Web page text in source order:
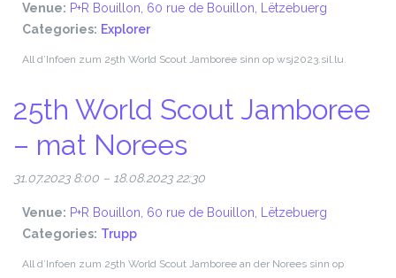
Venue: P+R Bouillon, 60 rue de Bouillon, Lëtzebuerg
Categories: Explorer
All d’Infoen zum 25th World Scout Jamboree sinn op wsj2023.sil.lu.
25th World Scout Jamboree
– mat Norees
31.07.2023 8:00 – 18.08.2023 22:30
Venue: P+R Bouillon, 60 rue de Bouillon, Lëtzebuerg
Categories: Trupp
All d’Infoen zum 25th World Scout Jamboree an der Norees sinn op